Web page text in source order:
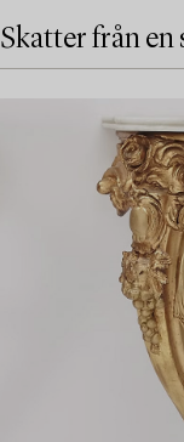
Skatter från